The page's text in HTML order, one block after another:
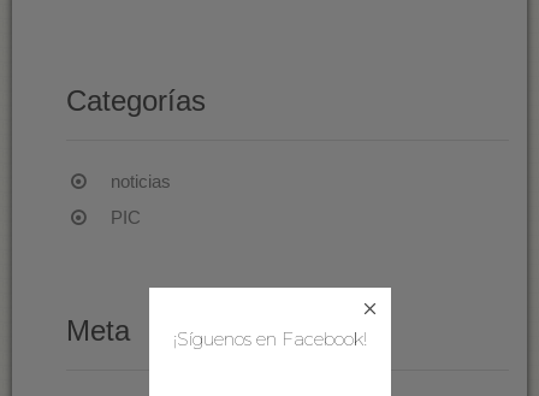
Categorías
noticias
PIC
Meta ¡Síguenos en Facebook!